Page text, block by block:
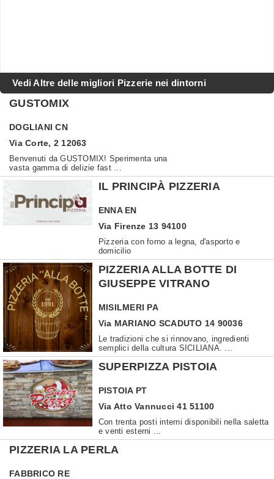
Vedi Altre delle migliori Pizzerie nei dintorni
GUSTOMIX
DOGLIANI CN
Via Corte, 2 12063
Benvenuti da GUSTOMIX! Sperimenta una
vasta gamma di delizie fast ...
IL PRINCIPÀ PIZZERIA
ENNA EN
Via Firenze 13 94100
Pizzeria con forno a legna, d'asporto e
domicilio
PIZZERIA ALLA BOTTE DI
GIUSEPPE VITRANO
MISILMERI PA
Via MARIANO SCADUTO 14 90036
Le tradizioni che si rinnovano, ingredienti
semplici della cultura SICILIANA. ...
SUPERPIZZA PISTOIA
PISTOIA PT
Via Atto Vannucci 41 51100
Con trenta posti interni disponibili nella saletta
e venti esterni ...
PIZZERIA LA PERLA
FABBRICO RE